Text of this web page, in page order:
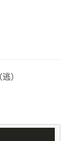
）